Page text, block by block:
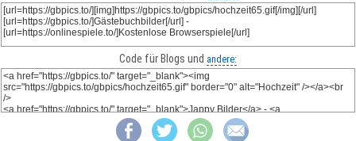
Code für Blogs und andere: